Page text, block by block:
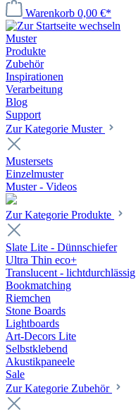
Warenkorb 0,00 €*
Muster
Produkte
Zubehör
Inspirationen
Verarbeitung
Blog
Support
Zur Kategorie Muster
Mustersets
Einzelmuster
Muster - Videos
Zur Kategorie Produkte
Slate Lite - Dünnschiefer
Ultra Thin eco+
Translucent - lichtdurchlässig
Bookmatching
Riemchen
Stone Boards
Lightboards
Art-Decors Lite
Selbstklebend
Akustikpaneele
Sale
Zur Kategorie Zubehör